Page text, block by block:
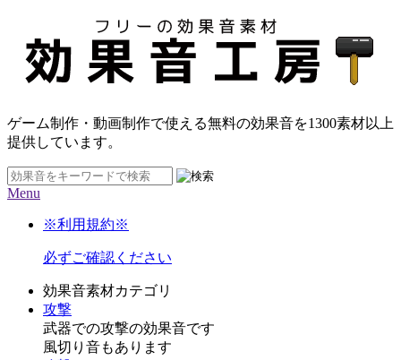
ゲーム制作・動画制作で使える無料の効果音を1300素材以上
提供しています。
Menu
※利用規約※
必ずご確認ください
効果音素材カテゴリ
攻撃
武器での攻撃の効果音です
風切り音もあります